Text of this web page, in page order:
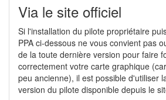
Via le site officiel
Si l'installation du pilote propriétaire
PPA ci-dessous ne vous convient pas
de la toute dernière version pour faire
correctement votre carte graphique
peu ancienne), il est possible d'utiliser
version du pilote disponible depuis le